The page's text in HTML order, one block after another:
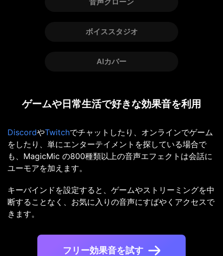
ボイススタジオ
AIカバー
ゲームや日常生活で好きな効果音を利用
DiscordやTwitchでチャットしたり、オンラインでゲーム
をしたり、単にエンターテイメントを探している場合で
も、MagicMic の800種類以上の音声エフェクトは会話に
ユーモアを加えます。
キーバインドを設定すると、ゲームやストリーミングを中
断することなく、お気に入りの音声にすばやくアクセスで
きます。
フリー効果音を試す